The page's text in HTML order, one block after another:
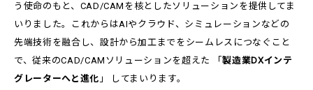
う使命のもと、CAD/CAMを核としたソリューションを提供してま
いりました。これからはAIやクラウド、シミュレーションなどの
先端技術を融合し、設計から加工までをシームレスにつなぐこと
で、従来のCAD/CAMソリューションを超えた 「製造業DXインテ
グレーターへと進化 」 してまいります。